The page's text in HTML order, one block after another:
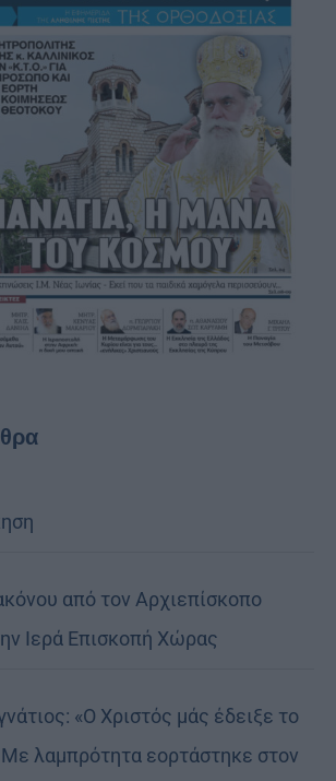
από τον Αρχιεπίσκοπο
Ιερά Επισκοπή Χώρας
«Ο Χριστός μάς έδειξε το
λαμπρότητα εορτάστηκε στον